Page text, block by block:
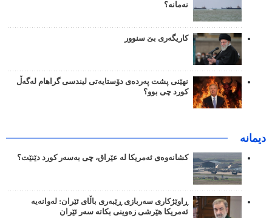
نەمانە؟
کاریگەری بێ سنوور
نهێنی پشت پەردەی دۆستایەتی لیندسی گراهام لەگەڵ
کورد چی بوو؟
دیمانە
کشانەوەی ئەمریکا لە عێراق، چی بەسەر کورد دێنێت؟
ڕاوێژکاری سەربازی ڕێبەری باڵای ئێران: لەوانەیە
ئەمریکا هێرشی زەوینی بکاتە سەر ئێران